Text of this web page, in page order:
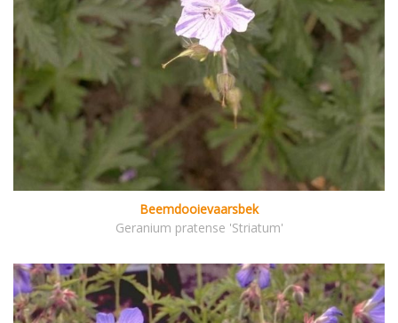
Beemdooievaarsbek
Geranium pratense 'Striatum'